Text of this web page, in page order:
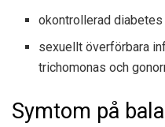
okontrollerad diabetes
sexuellt överförbara
trichomonas och
Symtom på